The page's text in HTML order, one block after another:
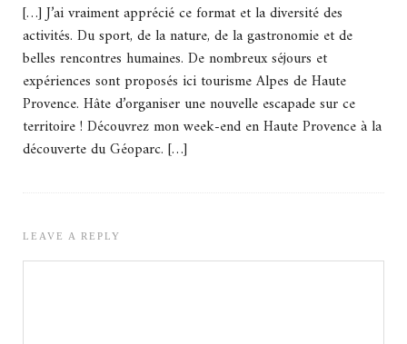
[…] J’ai vraiment apprécié ce format et la diversité des
activités. Du sport, de la nature, de la gastronomie et de
belles rencontres humaines. De nombreux séjours et
expériences sont proposés ici tourisme Alpes de Haute
Provence. Hâte d’organiser une nouvelle escapade sur ce
territoire ! Découvrez mon week-end en Haute Provence à la
découverte du Géoparc. […]
LEAVE A REPLY